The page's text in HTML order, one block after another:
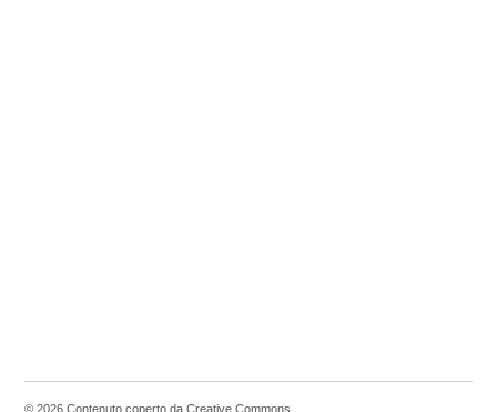
© 2026 Contenuto coperto da Creative Commons